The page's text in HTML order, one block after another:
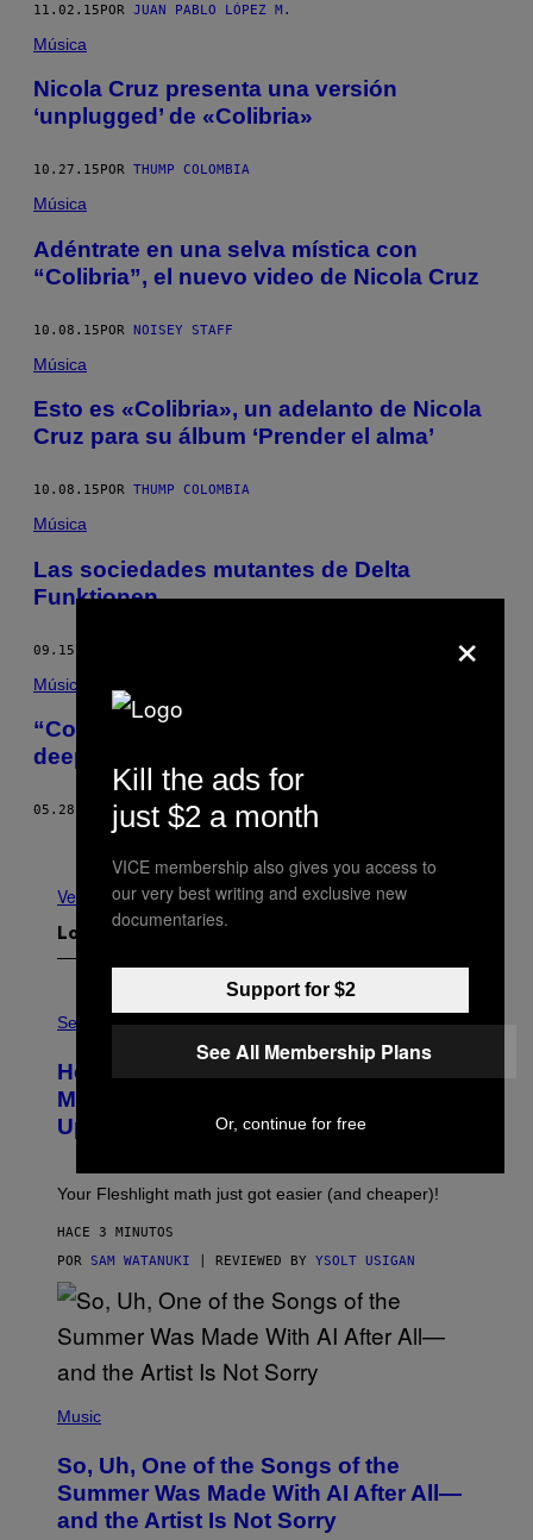
11.02.15POR JUAN PABLO LÓPEZ M.
Música
Nicola Cruz presenta una versión
‘unplugged’ de «Colibria»
10.27.15 POR THUMP COLOMBIA
Música
Adéntrate en una selva mística con
“Colibria”, el nuevo video de Nicola Cruz
10.08.15POR NOISEY STAFF
Música
Esto es «Colibria», un adelanto de Nicola
Cruz para su álbum ‘Prender el alma’
10.08.15 POR THUMP COLOMBIA
Música
Las sociedades mutantes de Delta
Funktionen
09.15.15
Música
“Colibria” de Nicola Cruz es un viaje de
deep house en yagé
05.28.15 PORNOISEY STAFF
Ver todo
Lo más reciente
L
H
L
I
G
Sex via
How To Stack Fleshlight’s Mix &
Match, Build Your Own Combo Sales
Up To 30%
Your Fleshlight math just got easier (and cheaper)!
HACE 3 MINUTOS
POR SAM WATANUKI | REVIEWED BY YSOLT USIGAN
P
T
O
B
Y
Music
So, Uh, One of the Songs of the
Summer Was Made With AI After All—
and the Artist Is Not Sorry
×
Kill the ads for
just $2 a month
VICE membership also gives you access to
our very best writing and exclusive new
documentaries.
Support for $2
See All Membership Plans
Or, continue for free